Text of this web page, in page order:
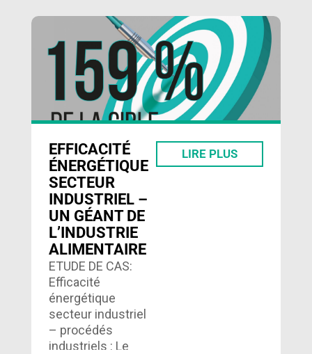
EFFICACITÉ
ÉNERGÉTIQUE
SECTEUR
INDUSTRIEL –
UN GÉANT DE
L’INDUSTRIE
ALIMENTAIRE
ETUDE DE CAS:
Efficacité
énergétique
secteur industriel
– procédés
industriels : Le
LIRE PLUS